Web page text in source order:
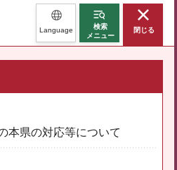
Language
検索
メニュー
閉じる
本県の対応等について